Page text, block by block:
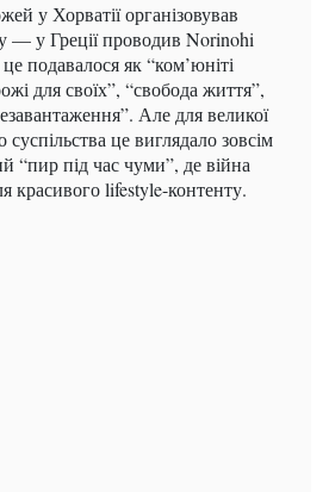
у Хорватії організовував
— у Греції проводив Norinohi
подавалося як “ком’юніті
для своїх”, “свобода життя”,
Але для великої
суспільства це виглядало зовсім
“пир під час чуми”, де війна
красивого lifestyle-контенту.